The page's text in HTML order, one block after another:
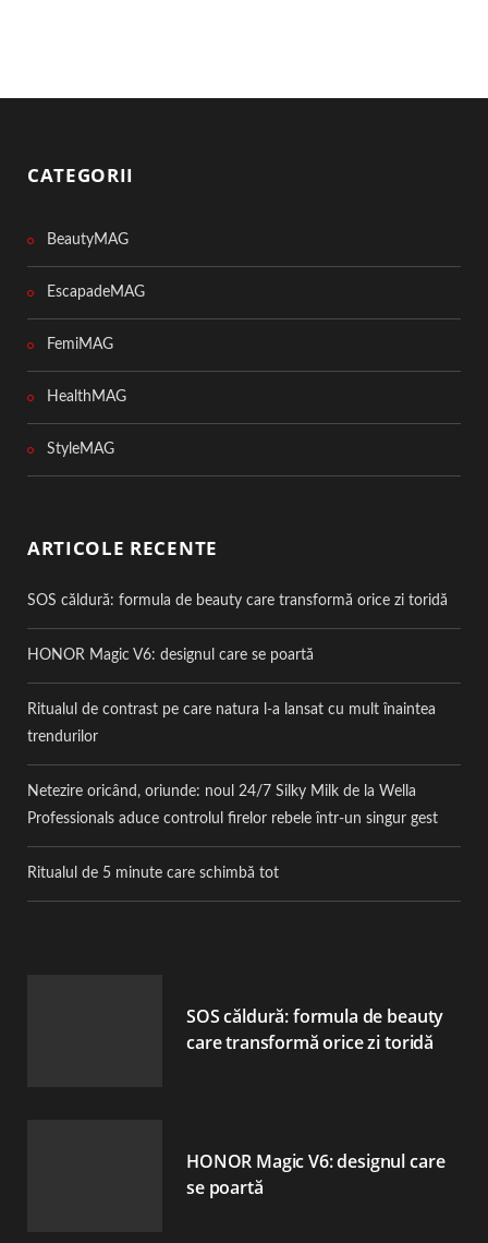
CATEGORII
BeautyMAG
EscapadeMAG
FemiMAG
HealthMAG
StyleMAG
ARTICOLE RECENTE
SOS căldură: formula de beauty care transformă orice zi toridă
HONOR Magic V6: designul care se poartă
Ritualul de contrast pe care natura l-a lansat cu mult înaintea
trendurilor
Netezire oricând, oriunde: noul 24/7 Silky Milk de la Wella
Professionals aduce controlul firelor rebele într-un singur gest
Ritualul de 5 minute care schimbă tot
SOS căldură: formula de beauty
care transformă orice zi toridă
HONOR Magic V6: designul care
se poartă